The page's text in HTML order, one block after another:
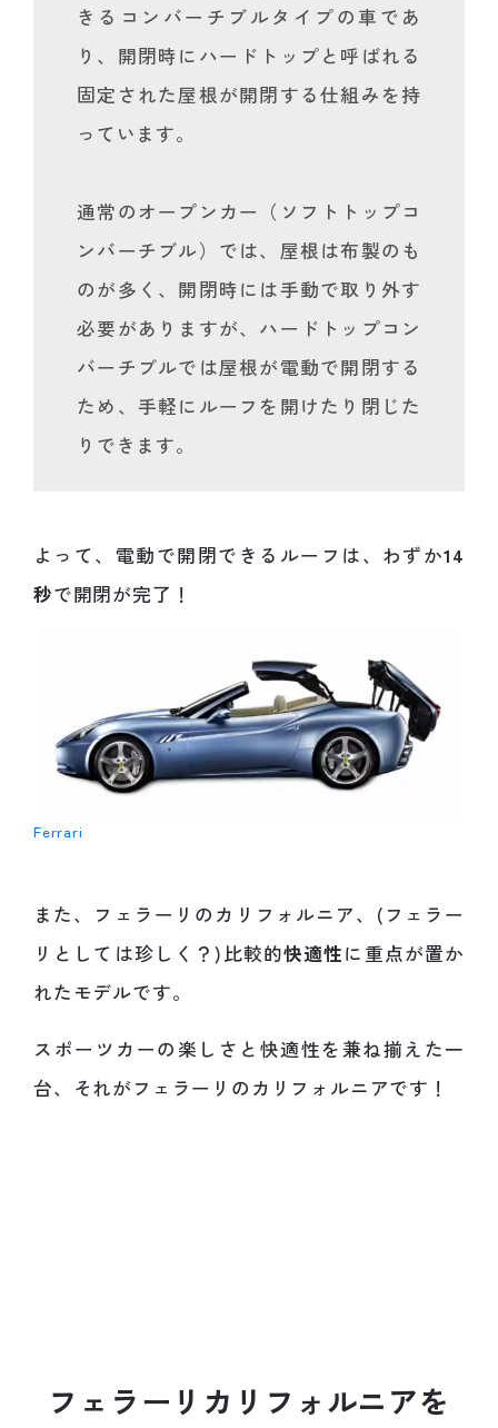
きるコンバーチブルタイプの車であ
り、開閉時にハードトップと呼ばれる
固定された屋根が開閉する仕組みを持
っています。
通常のオープンカー（ソフトトップコ
ンバーチブル）では、屋根は布製のも
のが多く、開閉時には手動で取り外す
必要がありますが、ハードトップコン
バーチブルでは屋根が電動で開閉する
ため、手軽にルーフを開けたり閉じた
りできます。
よって、電動で開閉できるルーフは、わずか14
秒で開閉が完了！
Ferrari
また、フェラーリのカリフォルニア、(フェラー
リとしては珍しく？)比較的快適性に重点が置か
れたモデルです。
スポーツカーの楽しさと快適性を兼ね揃えた一
台、それがフェラーリのカリフォルニアです！
フ ェ ラー リ カ リ フ ォルニアを